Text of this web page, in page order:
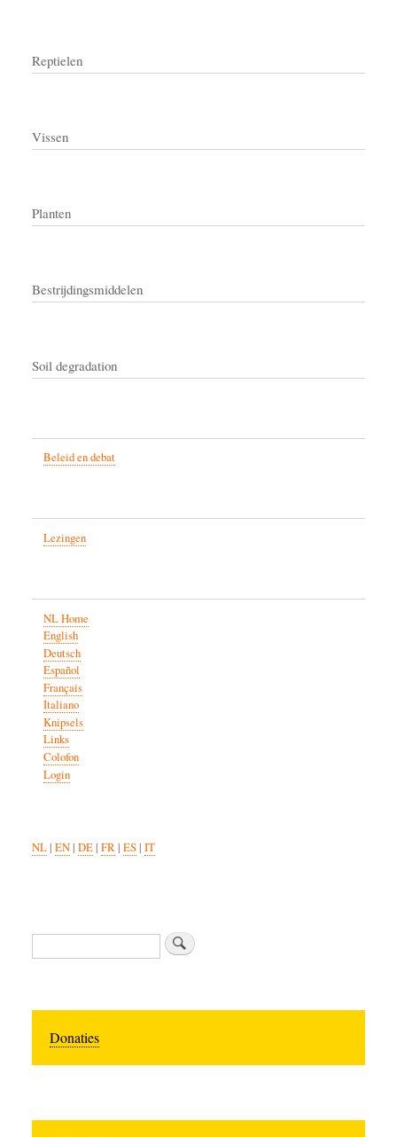
Reptielen
Vissen
Planten
Bestrijdingsmiddelen
Soil degradation
Beleid en debat
Lezingen
NL Home
English
Deutsch
Español
Français
Italiano
Knipsels
Links
Colofon
Login
NL| EN| DE| FR| ES| IT
Search
Donaties